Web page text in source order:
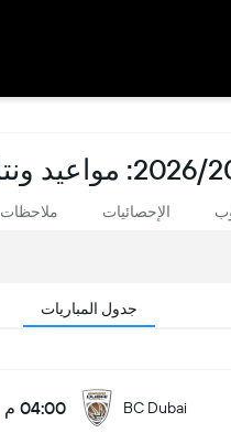
الإحصائيات ملاحظات
جدول المباريات
BC Dubai 04:00 م